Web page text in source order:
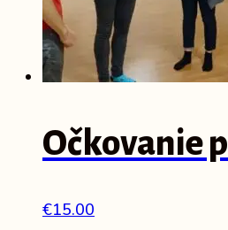
Očkovanie
€15.00